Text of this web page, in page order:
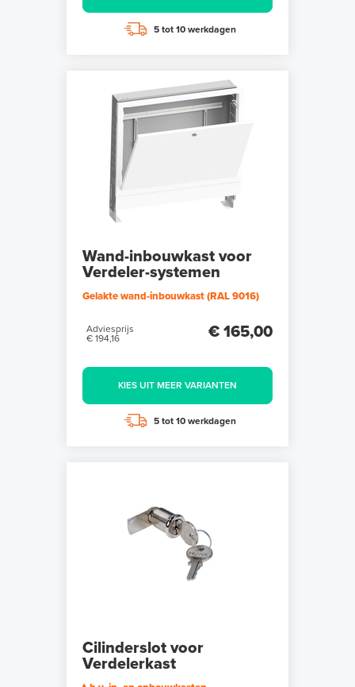
5 tot 10 werkdagen
Wand-inbouwkast voor
Verdeler-systemen
Gelakte wand-inbouwkast (RAL 9016)
Adviesprijs
€ 194,16
€ 165,00
KIES UIT MEER VARIANTEN
5 tot 10 werkdagen
Cilinderslot voor
Verdelerkast